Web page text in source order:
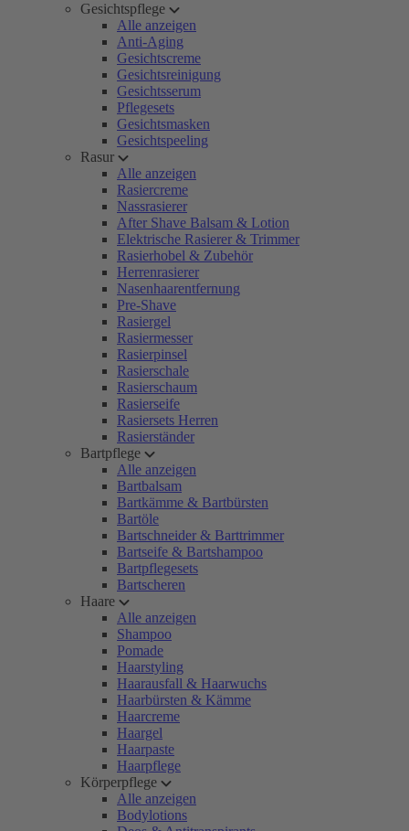
Gesichtspflege
Alle anzeigen
Anti-Aging
Gesichtscreme
Gesichtsreinigung
Gesichtsserum
Pflegesets
Gesichtsmasken
Gesichtspeeling
Rasur
Alle anzeigen
Rasiercreme
Nassrasierer
After Shave Balsam & Lotion
Elektrische Rasierer & Trimmer
Rasierhobel & Zubehör
Herrenrasierer
Nasenhaarentfernung
Pre-Shave
Rasiergel
Rasiermesser
Rasierpinsel
Rasierschale
Rasierschaum
Rasierseife
Rasiersets Herren
Rasierständer
Bartpflege
Alle anzeigen
Bartbalsam
Bartkämme & Bartbürsten
Bartöle
Bartschneider & Barttrimmer
Bartseife & Bartshampoo
Bartpflegesets
Bartscheren
Haare
Alle anzeigen
Shampoo
Pomade
Haarstyling
Haarausfall & Haarwuchs
Haarbürsten & Kämme
Haarcreme
Haargel
Haarpaste
Haarpflege
Körperpflege
Alle anzeigen
Bodylotions